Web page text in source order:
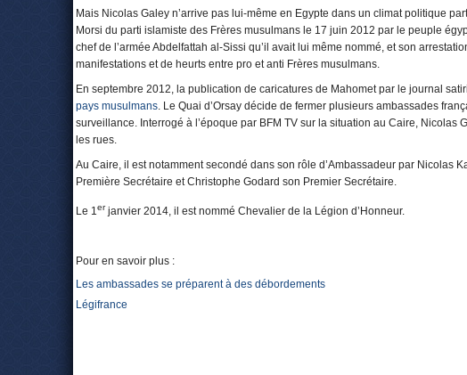
Mais Nicolas Galey n’arrive pas lui-même en Egypte dans un climat politique
Morsi du parti islamiste des Frères musulmans le 17 juin 2012 par le peuple
chef de l’armée Abdelfattah al-Sissi qu’il avait lui même nommé, et son
manifestations et de heurts entre pro et anti Frères musulmans.
En septembre 2012, la publication de caricatures de Mahomet par le journal
pays musulmans. Le Quai d’Orsay décide de fermer plusieurs ambassades
surveillance. Interrogé à l’époque par BFM TV sur la situation au Caire, Nicolas
les rues.
Au Caire, il est notamment secondé dans son rôle d’Ambassadeur par Nicolas
Première Secrétaire et Christophe Godard son Premier Secrétaire.
Le 1er janvier 2014, il est nommé Chevalier de la Légion d’Honneur.
Pour en savoir plus :
Les ambassades se préparent à des débordements
Légifrance